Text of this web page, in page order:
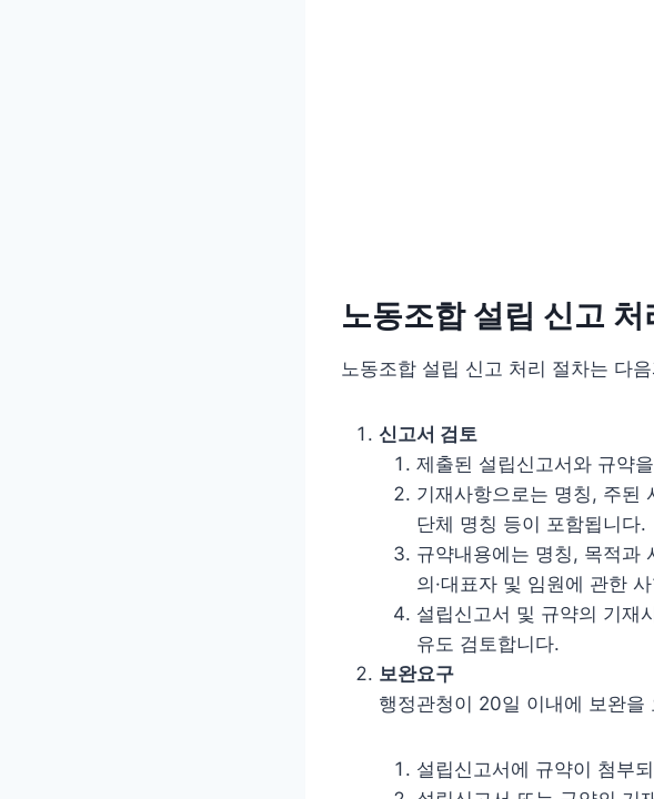
노동조합 설립 신고
노동조합 설립 신고 처리 절차는 다
신고서 검토
제출된 설립신고서와 규약
기재사항으로는 명칭, 주된
단체 명칭 등이 포함됩니다.
규약내용에는 명칭, 목적과
의·대표자 및 임원에 관한
설립신고서 및 규약의 기재
유도 검토합니다.
보완요구
행정관청이 20일 이내에 보완
설립신고서에 규약이 첨부